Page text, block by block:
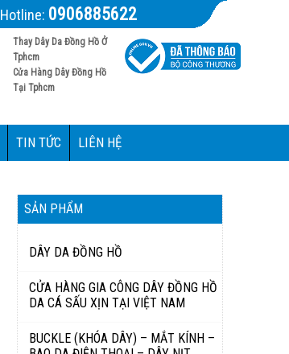
Hotline: 0906885622
Thay Dây Da Đồng Hồ Ở
Tphcm
Cửa Hàng Dây Đồng Hồ
Tại Tphcm
TIN TỨC LIÊN HỆ
SẢN PHẨM
DÂY DA ĐỒNG HỒ
CỬA HÀNG GIA CÔNG DÂY ĐỒNG HỒ
DA CÁ SẤU XỊN TẠI VIỆT NAM
BUCKLE (KHÓA DÂY) – MẮT KÍNH –